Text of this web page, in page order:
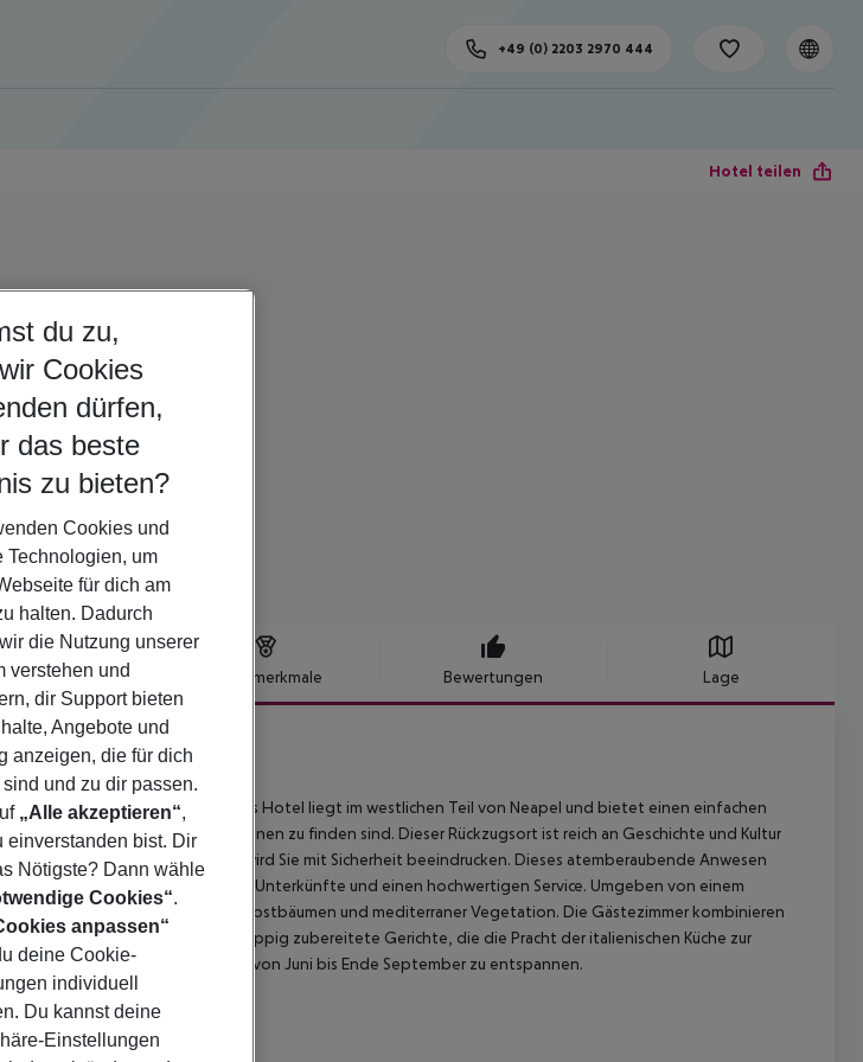
+49 (0) 2203 2970 444
Hotel teilen
Hotelmerkmale Bewertungen Lage
Hügel in Agnano Terme. Das Hotel liegt im westlichen Teil von Neapel und bietet einen einfachen
Vielzahl faszinierender Attraktionen zu finden sind. Dieser Rückzugsort ist reich an Geschichte und Kultur
Schönheit der Umgebung und wird Sie mit Sicherheit beeindrucken. Dieses atemberaubende Anwesen
der Zeit und bietet komfortable Unterkünfte und einen hochwertigen Service. Umgeben von einem
dieses Hotel inmitten von Obstbäumen und mediterraner Vegetation. Die Gästezimmer kombinieren
Das Restaurant bietet üppig zubereitete Gerichte, die die Pracht der italienischen Küche zur
ist ideal, um sich von Juni bis Ende September zu entspannen.
du zu,
Cookies
dürfen,
das beste
zu bieten?
Cookies und
Technologien, um
für dich am
halten. Dadurch
die Nutzung unserer
verstehen und
dir Support bieten
Angebote und
anzeigen, die für dich
und zu dir passen.
„Alle akzeptieren“,
einverstanden bist. Dir
Nötigste? Dann wähle
Cookies“.
anpassen“
deine Cookie-
individuell
Du kannst deine
Einstellungen